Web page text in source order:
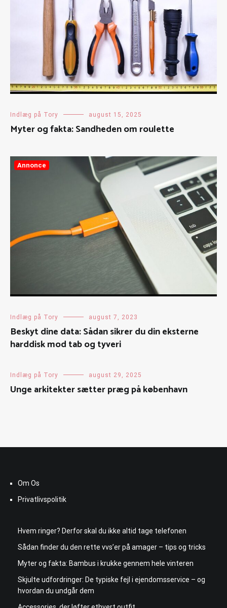
Indlæg på Tory august 15, 2025
Myter og fakta: Sandheden om roulette
Annonce
Indlæg på Tory august 7, 2023
Beskyt dine data: Sådan sikrer du din eksterne
harddisk mod tab og tyveri
Indlæg på Tory august 29, 2025
Unge arkitekter sætter præg på københavn
Om Os
Privatlivspolitik
Hvem ringer? Derfor skal du ikke altid tage telefonen
Sådan finder du den rette vvs’er på amager – tips og tricks
Myter og fakta: Bambus i krukke gennem hele vinteren
Skjulte udfordringer: De typiske fejl i ejendomsservice – og
hvordan du undgår dem